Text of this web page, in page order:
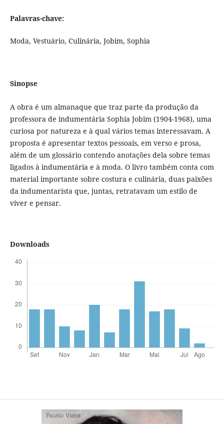
Palavras-chave:
Moda, Vestuário, Culinária, Jobim, Sophia
Sinopse
A obra é um almanaque que traz parte da produção da
professora de indumentária Sophia Jobim (1904-1968), uma
curiosa por natureza e à qual vários temas interessavam. A
proposta é apresentar textos pessoais, em verso e prosa,
além de um glossário contendo anotações dela sobre temas
ligados à indumentária e à moda. O livro também conta com
material importante sobre costura e culinária, duas paixões
da indumentarista que, juntas, retratavam um estilo de
viver e pensar.
Downloads